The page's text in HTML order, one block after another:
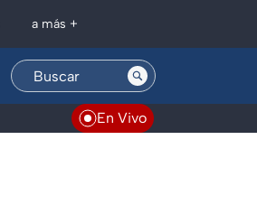
a más +
En Vivo